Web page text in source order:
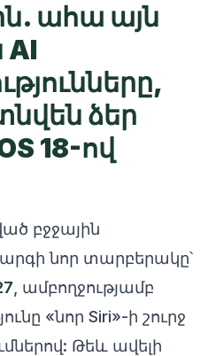
ահա այն
ձեր
18-ով
բջջային
նոր տարբերակը՝
, ամբողջությամբ
«նոր Siri»-ի շուրջ
Թեև ավելի